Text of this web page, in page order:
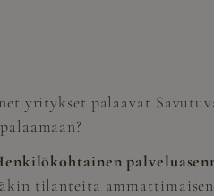
yritykset palaavat
tilanteita